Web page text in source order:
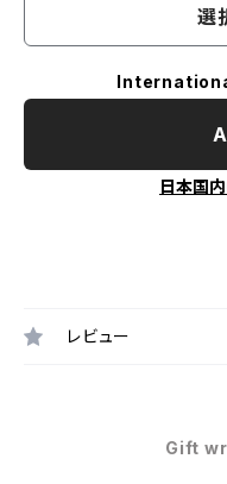
選
日本国
レビュー
Gift